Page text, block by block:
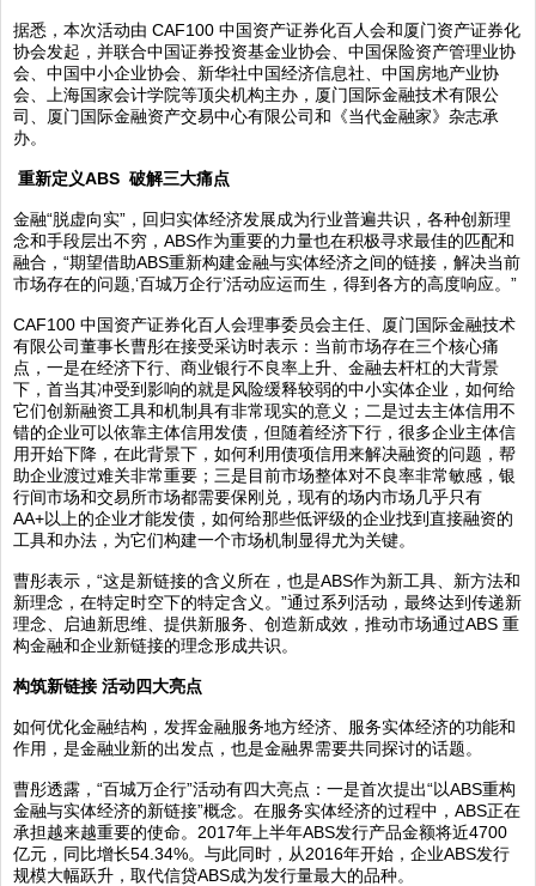
据悉，本次活动由 CAF100 中国资产证券化百人会和厦门资产证券化
协会发起，并联合中国证券投资基金业协会、中国保险资产管理业协
会、中国中小企业协会、新华社中国经济信息社、中国房地产业协
会、上海国家会计学院等顶尖机构主办，厦门国际金融技术有限公
司、厦门国际金融资产交易中心有限公司和《当代金融家》杂志承
办。
重新定义ABS 破解三大痛点
金融“脱虚向实”，回归实体经济发展成为行业普遍共识，各种创新理
念和手段层出不穷，ABS作为重要的力量也在积极寻求最佳的匹配和
融合，“期望借助ABS重新构建金融与实体经济之间的链接，解决当前
市场存在的问题,‘百城万企行’活动应运而生，得到各方的高度响应。”
CAF100 中国资产证券化百人会理事委员会主任、厦门国际金融技术
有限公司董事长曹彤在接受采访时表示：当前市场存在三个核心痛
点，一是在经济下行、商业银行不良率上升、金融去杆杠的大背景
下，首当其冲受到影响的就是风险缓释较弱的中小实体企业，如何给
它们创新融资工具和机制具有非常现实的意义；二是过去主体信用不
错的企业可以依靠主体信用发债，但随着经济下行，很多企业主体信
用开始下降，在此背景下，如何利用债项信用来解决融资的问题，帮
助企业渡过难关非常重要；三是目前市场整体对不良率非常敏感，银
行间市场和交易所市场都需要保刚兑，现有的场内市场几乎只有
AA+以上的企业才能发债，如何给那些低评级的企业找到直接融资的
工具和办法，为它们构建一个市场机制显得尤为关键。
曹彤表示，“这是新链接的含义所在，也是ABS作为新工具、新方法和
新理念，在特定时空下的特定含义。”通过系列活动，最终达到传递新
理念、启迪新思维、提供新服务、创造新成效，推动市场通过ABS 重
构金融和企业新链接的理念形成共识。
构筑新链接 活动四大亮点
如何优化金融结构，发挥金融服务地方经济、服务实体经济的功能和
作用，是金融业新的出发点，也是金融界需要共同探讨的话题。
曹彤透露，“百城万企行”活动有四大亮点：一是首次提出“以ABS重构
金融与实体经济的新链接”概念。在服务实体经济的过程中，ABS正在
承担越来越重要的使命。2017年上半年ABS发行产品金额将近4700
亿元，同比增长54.34%。与此同时，从2016年开始，企业ABS发行
规模大幅跃升，取代信贷ABS成为发行量最大的品种。